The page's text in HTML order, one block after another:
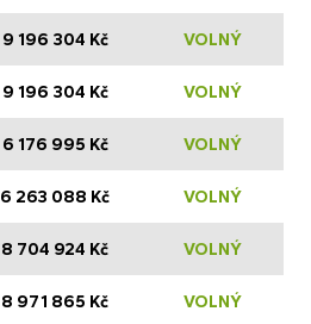
9 196 304 Kč VOLNÝ
9 196 304 Kč VOLNÝ
6 176 995 Kč VOLNÝ
6 263 088 Kč VOLNÝ
8 704 924 Kč VOLNÝ
8 971 865 Kč VOLNÝ